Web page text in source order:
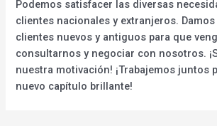
Podemos satisfacer las diversas
clientes nacionales y extranjeros.
clientes nuevos y antiguos para que
consultarnos y negociar con nosotros.
nuestra motivación! ¡Trabajemos juntos
nuevo capítulo brillante!